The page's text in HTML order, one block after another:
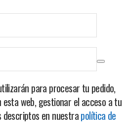
para procesar tu pedido,
web, gestionar el acceso a tu
en nuestrapolítica de